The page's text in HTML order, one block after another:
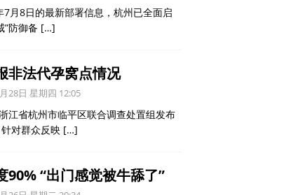
7月8日的最新部署信息，杭州已全面启
”防御备 […]
非法代孕窝点情况
28日 星期四 12:05
江省杭州市临平区联合调查处置组发布
对群众反映 […]
90% “出门感觉被牛舔了”